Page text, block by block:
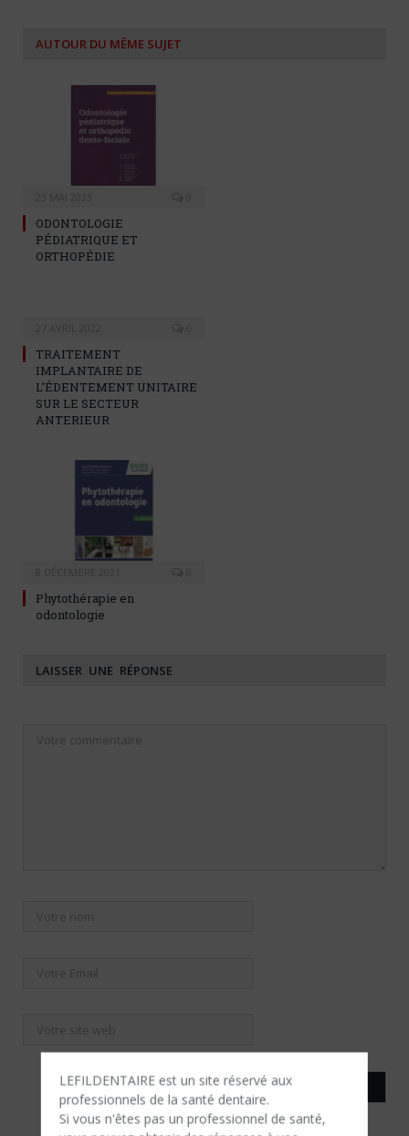
LEFILDENTAIRE est un site réservé aux
professionnels de la santé dentaire.
Si vous n'êtes​ pas un professionnel de santé,
AUTOUR DU MÊME SUJET
ODONTOLOGIE
PÉDIATRIQUE ET
ORTHOPÉDIE
TRAITEMENT
IMPLANTAIRE DE
L’ÉDENTEMENT UNITAIRE
SUR LE SECTEUR
ANTERIEUR
Phytothérapie en
odontologie
LAISSER UNE RÉPONSE